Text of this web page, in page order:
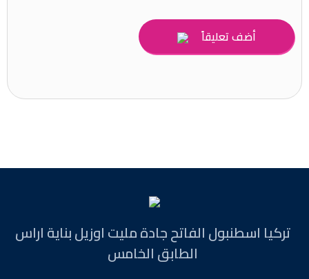
أضف تعليقاً
تركيا اسطنبول الفاتح جادة مليت اوزيل بناية اراس
الطابق الخامس